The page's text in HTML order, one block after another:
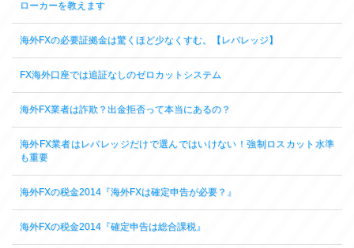
ローカーを教えます
海外FXの必要証拠金は驚くほど少なくすむ。【レバレッジ】
FX海外口座では追証なしのゼロカットシステム
海外FX業者は詐欺？出金拒否って本当にあるの？
海外FX業者はレバレッジだけで選んではいけない！強制ロスカット水準
も重要
海外FXの税金2014『海外FXは確定申告が必要？』
海外FXの税金2014『確定申告は総合課税』